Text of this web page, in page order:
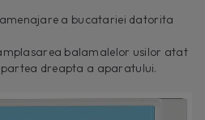
amenajare a bucatariei datorita
balamalelor usilor atat
dreapta a aparatului.